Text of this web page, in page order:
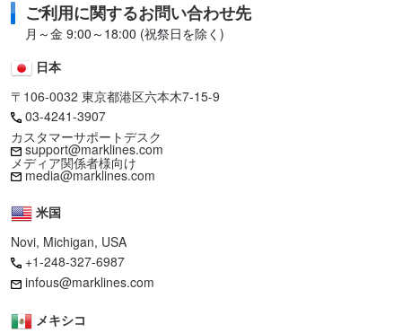
ご利用に関するお問い合わせ先
月～金 9:00～18:00 (祝祭日を除く)
日本
〒106-0032 東京都港区六本木7-15-9
03-4241-3907
カスタマーサポートデスク
support@marklines.com
メディア関係者様向け
media@marklines.com
米国
Novi, Michigan, USA
+1-248-327-6987
infous@marklines.com
メキシコ